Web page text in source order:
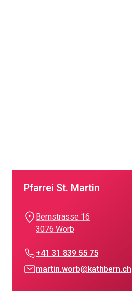
Pfarrei St. Martin
Bernstrasse 16
3076 Worb
+41 31 839 55 75
martin.worb@kathbern.ch